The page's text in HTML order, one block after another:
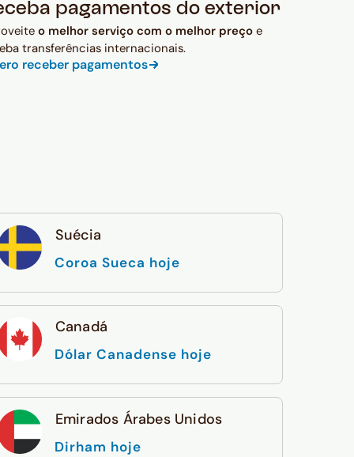
pagamentos do exterior
o melhor serviço com o melhor preço e
transferências internacionais.
receber pagamentos
Suécia
Coroa Sueca hoje
Canadá
Dólar Canadense hoje
Emirados Árabes Unidos
Dirham hoje